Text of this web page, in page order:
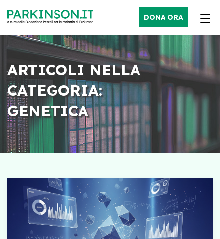
DONA ORA
ARTICOLI NELLA
CATEGORIA:
GENETICA